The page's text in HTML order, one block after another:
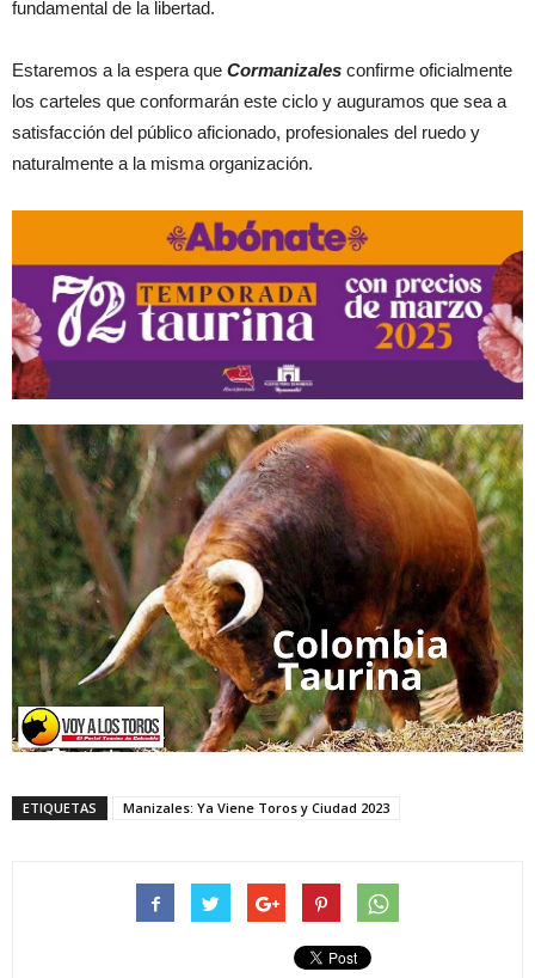
fundamental de la libertad.
Estaremos a la espera que Cormanizales confirme oficialmente
los carteles que conformarán este ciclo y auguramos que sea a
satisfacción del público aficionado, profesionales del ruedo y
naturalmente a la misma organización.
ETIQUETAS Manizales: Ya Viene Toros y Ciudad 2023